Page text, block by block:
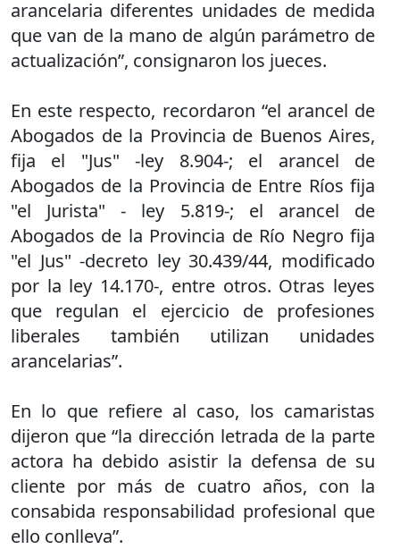
arancelaria diferentes unidades de medida
que van de la mano de algún parámetro de
actualización”, consignaron los jueces.
En este respecto, recordaron “el arancel de
Abogados de la Provincia de Buenos Aires,
fija el "Jus" -ley 8.904-; el arancel de
Abogados de la Provincia de Entre Ríos fija
"el Jurista" - ley 5.819-; el arancel de
Abogados de la Provincia de Río Negro fija
"el Jus" -decreto ley 30.439/44, modificado
por la ley 14.170-, entre otros. Otras leyes
que regulan el ejercicio de profesiones
liberales también utilizan unidades
arancelarias”.
En lo que refiere al caso, los camaristas
dijeron que “la dirección letrada de la parte
actora ha debido asistir la defensa de su
cliente por más de cuatro años, con la
consabida responsabilidad profesional que
ello conlleva”.